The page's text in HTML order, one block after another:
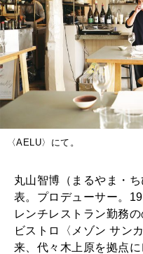
2025年12月
〈AELU〉にて。
丸山智博（まるやま・
表。プロデューサー。
レンチレストラン勤務
ビストロ〈メゾン サン
来、代々木上原を拠点